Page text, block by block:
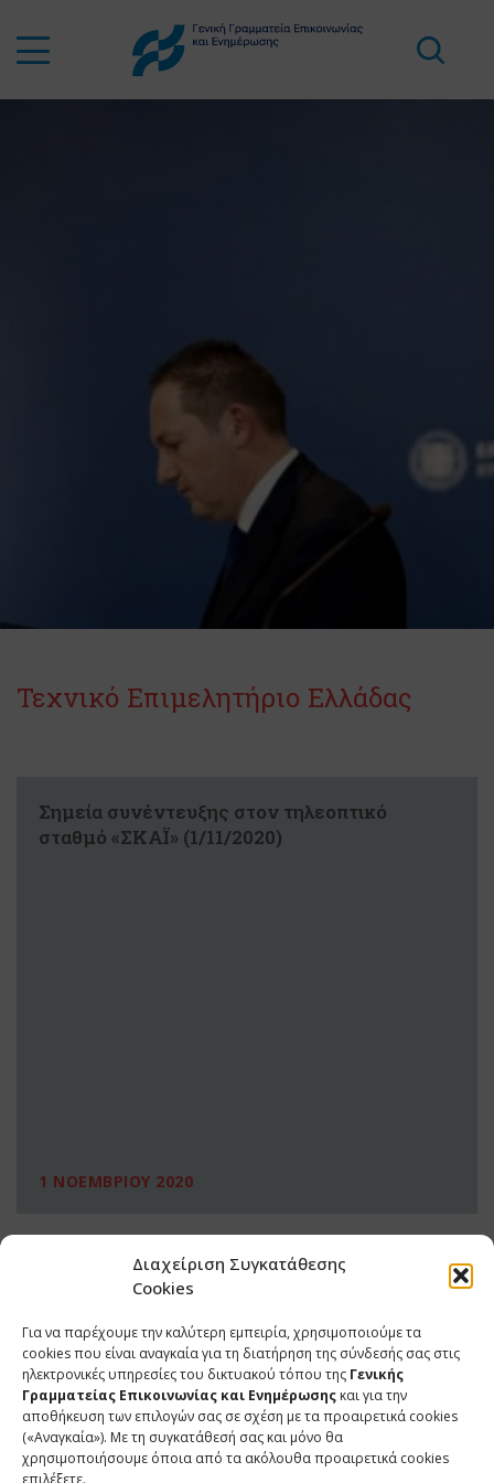
Διαχείριση Συγκατάθεσης
Cookies
Για να παρέχουμε την καλύτερη εμπειρία, χρησιμοποιούμε τα
cookies που είναι αναγκαία για τη διατήρηση της σύνδεσής σας στις
ηλεκτρονικές υπηρεσίες του δικτυακού τόπου της Γενικής
Γραμματείας Επικοινωνίας και Ενημέρωσης και για την
αποθήκευση των επιλογών σας σε σχέση με τα προαιρετικά cookies
(«Αναγκαία»). Με τη συγκατάθεσή σας και μόνο θα
χρησιμοποιήσουμε όποια από τα ακόλουθα προαιρετικά cookies
επιλέξετε.
Τεχνικό Επιμελητήριο Ελλάδας
Σημεία συνέντευξης στον τηλεοπτικό
σταθμό «ΣΚΑΪ» (1/11/2020)
1 ΝΟΕΜΒΡΙΟΥ 2020
ΕΠΙΚΟΙΝΩΝΙΑ